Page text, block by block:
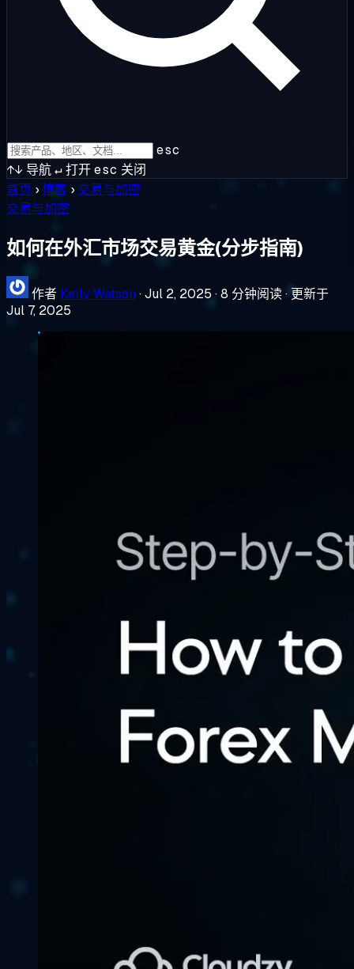
esc
↑↓ 导航↵打开esc 关闭
首页 ›博客 › 交易与加密
交易与加密
如何在外汇市场交易黄金(分步指南)
作者 Kelly Watson ·Jul 2, 2025 ·8 分钟阅读·更新于
Jul 7, 2025